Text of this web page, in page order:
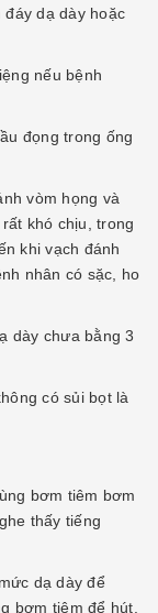
đáy dạ dày hoặc
nếu bệnh
đọng trong ống
vòm họng và
khó chịu, trong
khi vạch đánh
nhân có sặc, ho
dày chưa bằng 3
có sủi bọt là
bơm tiêm bơm
thấy tiếng
dạ dày để
bơm tiêm để hút.